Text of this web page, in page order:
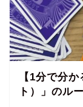
【1分で分
ト）」のル